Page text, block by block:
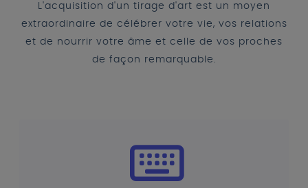
L'acquisition d'un tirage d'art est un moyen
extraordinaire de célébrer votre vie, vos relations
et de nourrir votre âme et celle de vos proches
de façon remarquable.